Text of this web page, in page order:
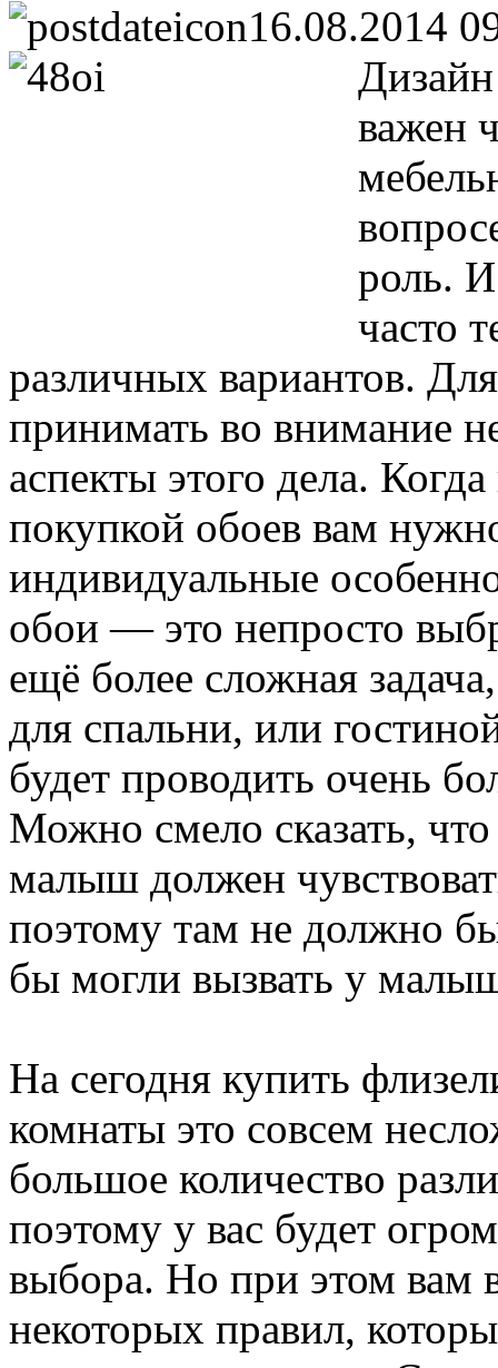
16.08.2014
важен
роль.
часто
различных вариантов.
принимать во внимание
аспекты этого дела.
покупкой обоев вам
индивидуальные
обои — это непросто
ещё более сложная
для спальни, или
будет проводить очень
Можно смело сказать,
малыш должен
поэтому там не должно
бы могли вызвать у
На сегодня купить
комнаты это совсем
большое количество
поэтому у вас будет
выбора. Но при этом вам
некоторых правил,